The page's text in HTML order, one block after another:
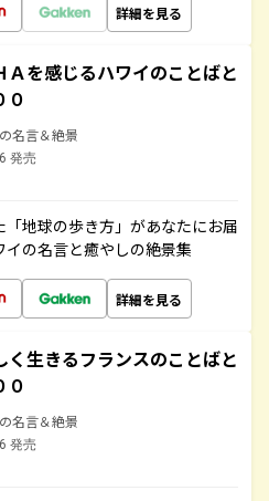
詳細を見る
Ａを感じるハワイのことばと
０
名言＆絶景
発売
地球の歩き方」があなたにお届
の名言と癒やしの絶景集
詳細を見る
く生きるフランスのことばと
０
名言＆絶景
発売